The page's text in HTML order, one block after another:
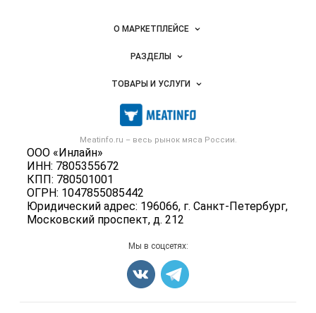
Важные разделы и контакты
Meatinfo.ru – весь рынок мяса России.
ООО «Инлайн»
ИНН: 7805355672
КПП: 780501001
ОГРН: 1047855085442
Юридический адрес: 196066, г. Санкт-Петербург,
Московский проспект, д. 212
Навигация по сайтуО МАРКЕТПЛЕЙСЕ
Новости Meatinfo.ru
Размещение рекламы
Публичная оферта
Контактная информация
Политика обработки персональных данных
РАЗДЕЛЫ
Объявления
Новости рынка
Мониторинг
Вакансии
ТОВАРЫ И УСЛУГИ
Мясо, мясопродукты
Скот в живом весе
Колбасы, сосиски, деликатесы
Мясные полуфабрикаты
Мясные снеки
Яйца
Карта объявлений
Мы в соцсетях: